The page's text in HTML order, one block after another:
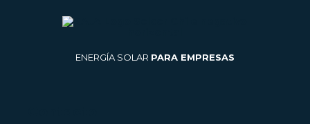
ENERGÍA SOLAR PARA EMPRESAS